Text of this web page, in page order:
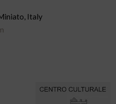
Italy